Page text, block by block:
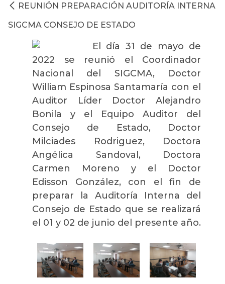
REUNIÓN PREPARACIÓN AUDITORÍA INTERNA
SIGCMA CONSEJO DE ESTADO
El día 31 de mayo de
2022 se reunió el Coordinador
Nacional del SIGCMA, Doctor
William Espinosa Santamaría con el
Auditor Líder Doctor Alejandro
Bonila y el Equipo Auditor del
Consejo de Estado, Doctor
Milciades Rodriguez, Doctora
Angélica Sandoval, Doctora
Carmen Moreno y el Doctor
Edisson González, con el fin de
preparar la Auditoría Interna del
Consejo de Estado que se realizará
el 01 y 02 de junio del presente año.